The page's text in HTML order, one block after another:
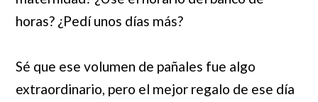
horas? ¿Pedí unos días más?
Sé que ese volumen de pañales fue algo
extraordinario, pero el mejor regalo de ese día